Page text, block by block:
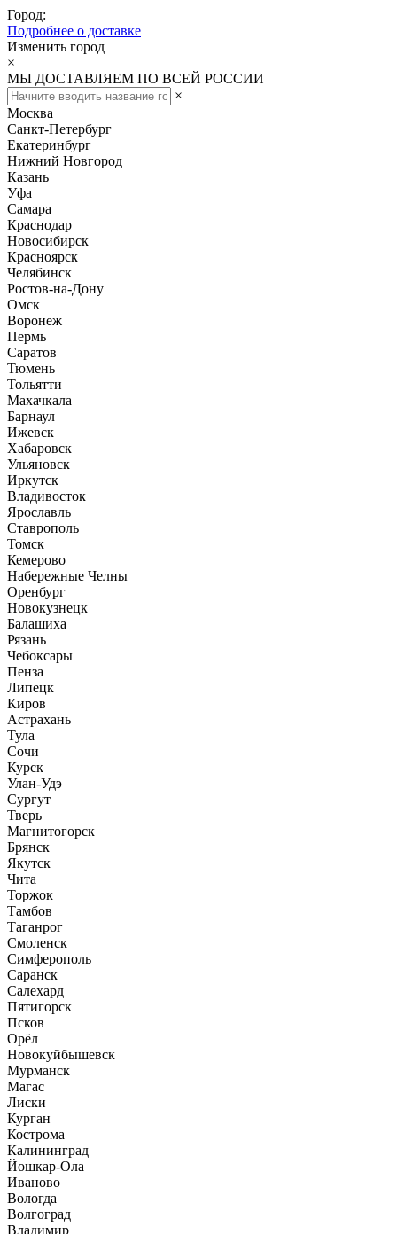
Город:
Подробнее о доставке
Изменить город
×
МЫ ДОСТАВЛЯЕМ ПО ВСЕЙ РОССИИ
×
Москва
Санкт-Петербург
Екатеринбург
Нижний Новгород
Казань
Уфа
Самара
Краснодар
Новосибирск
Красноярск
Челябинск
Ростов-на-Дону
Омск
Воронеж
Пермь
Саратов
Тюмень
Тольятти
Махачкала
Барнаул
Ижевск
Хабаровск
Ульяновск
Иркутск
Владивосток
Ярославль
Ставрополь
Томск
Кемерово
Набережные Челны
Оренбург
Новокузнецк
Балашиха
Рязань
Чебоксары
Пенза
Липецк
Киров
Астрахань
Тула
Сочи
Курск
Улан-Удэ
Сургут
Тверь
Магнитогорск
Брянск
Якутск
Чита
Торжок
Тамбов
Таганрог
Смоленск
Симферополь
Саранск
Салехард
Пятигорск
Псков
Орёл
Новокуйбышевск
Мурманск
Магас
Лиски
Курган
Кострома
Калининград
Йошкар-Ола
Иваново
Вологда
Волгоград
Владимир